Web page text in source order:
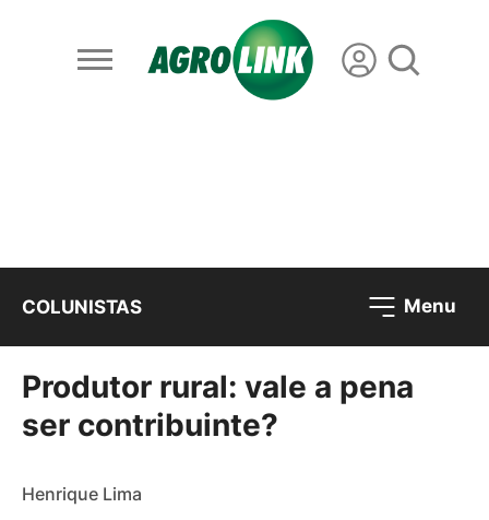
COLUNISTAS Menu
Produtor rural: vale a pena
ser contribuinte?
Henrique Lima